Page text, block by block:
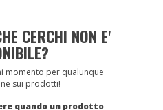
CERCHI NON E'
momento per qualunque
sui prodotti!
quando un prodotto